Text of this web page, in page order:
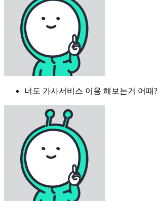
너도 가사서비스 이용 해보는거 어때?